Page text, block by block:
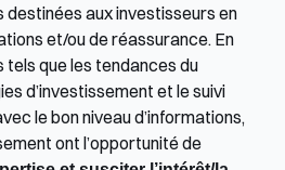
aux investisseurs en
et/ou de réassurance. En
que les tendances du
d’investissement et le suivi
le bon niveau d’informations,